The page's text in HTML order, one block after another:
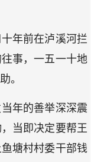
年前在泸溪河拦
事，一五一十地
。
年的善举深深震
当即决定要帮王
塘村村委干部钱